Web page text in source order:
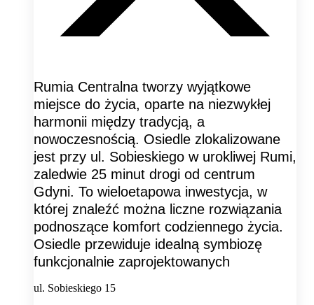
Rumia Centralna tworzy wyjątkowe
miejsce do życia, oparte na niezwykłej
harmonii między tradycją, a
nowoczesnością. Osiedle zlokalizowane
jest przy ul. Sobieskiego w urokliwej Rumi,
zaledwie 25 minut drogi od centrum
Gdyni. To wieloetapowa inwestycja, w
której znaleźć można liczne rozwiązania
podnoszące komfort codziennego życia.
Osiedle przewiduje idealną symbiozę
funkcjonalnie zaprojektowanych
ul. Sobieskiego 15